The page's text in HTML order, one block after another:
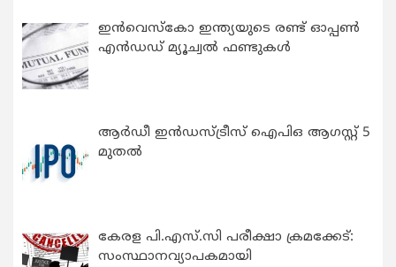
ഇന്‍വെസ്കോ ഇന്ത്യയുടെ രണ്ട് ഓപ്പണ്‍
എന്‍ഡഡ് മ്യൂച്വല്‍ ഫണ്ടുകള്‍
ആർഡീ ഇൻഡസ്ട്രീസ് ഐപിഒ ആഗസ്റ്റ് 5
മുതൽ
കേരള പി.എസ്.സി പരീക്ഷാ ക്രമക്കേട്:
സംസ്ഥാനവ്യാപകമായി